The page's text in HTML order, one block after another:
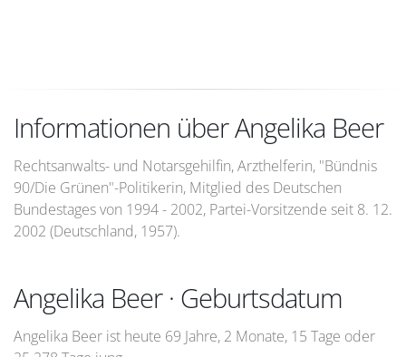
Informationen über Angelika Beer
Rechtsanwalts- und Notarsgehilfin, Arzthelferin, "Bündnis
90/Die Grünen"-Politikerin, Mitglied des Deutschen
Bundestages von 1994 - 2002, Partei-Vorsitzende seit 8. 12.
2002 (Deutschland, 1957).
Angelika Beer · Geburtsdatum
Angelika Beer ist heute 69 Jahre, 2 Monate, 15 Tage oder